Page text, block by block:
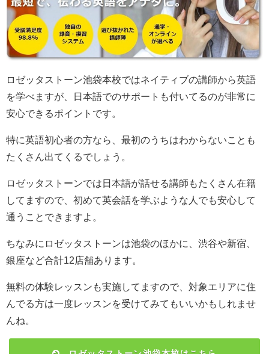
ロゼッタストーン池袋本校ではネイティブの講師から英語
を学べますが、日本語でのサポートも付いてるのが非常に
安心できるポイントです。
特に英語初心者の方なら、最初のうちはわからないことも
たくさん出てくるでしょう。
ロゼッタストーンでは日本語が話せる講師もたくさん在籍
してますので、初めて英会話を学ぶような人でも安心して
通うことできますよ。
ちなみにロゼッタストーンは池袋のほかに、渋谷や新宿、
銀座など合計12店舗あります。
無料の体験レッスンも実施してますので、対象エリアに住
んでる方は一度レッスンを受けてみてもいいかもしれませ
んね。